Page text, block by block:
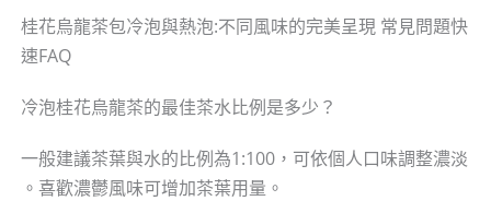
桂花烏龍茶包冷泡與熱泡:不同風味的完美呈現 常見問題快
速FAQ
冷泡桂花烏龍茶的最佳茶水比例是多少？
一般建議茶葉與水的比例為1:100，可依個人口味調整濃淡
。喜歡濃鬱風味可增加茶葉用量。